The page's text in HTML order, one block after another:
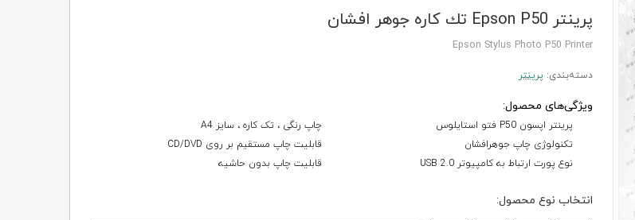
پرینتر Epson P50 تك كاره جوهر افشان
Epson Stylus Photo P50 Printer
دسته‌بندی: پرینتر
ویژگی‌های محصول:
پرینتر اپسون P50 فتو استایلوس
چاپ رنگی ، تک کاره ، سایز A4
تکنولوژی چاپ جوهرافشان
قابلیت چاپ مستقیم بر روی CD/DVD
نوع پورت ارتباط به کامپیوتر USB 2.0
قابلیت چاپ بدون حاشیه
انتخاب نوع محصول: